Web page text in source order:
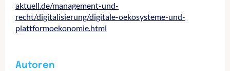
aktuell.de/management-und-
recht/digitalisierung/digitale-oekosysteme-und-
plattformoekonomie.html
Autoren